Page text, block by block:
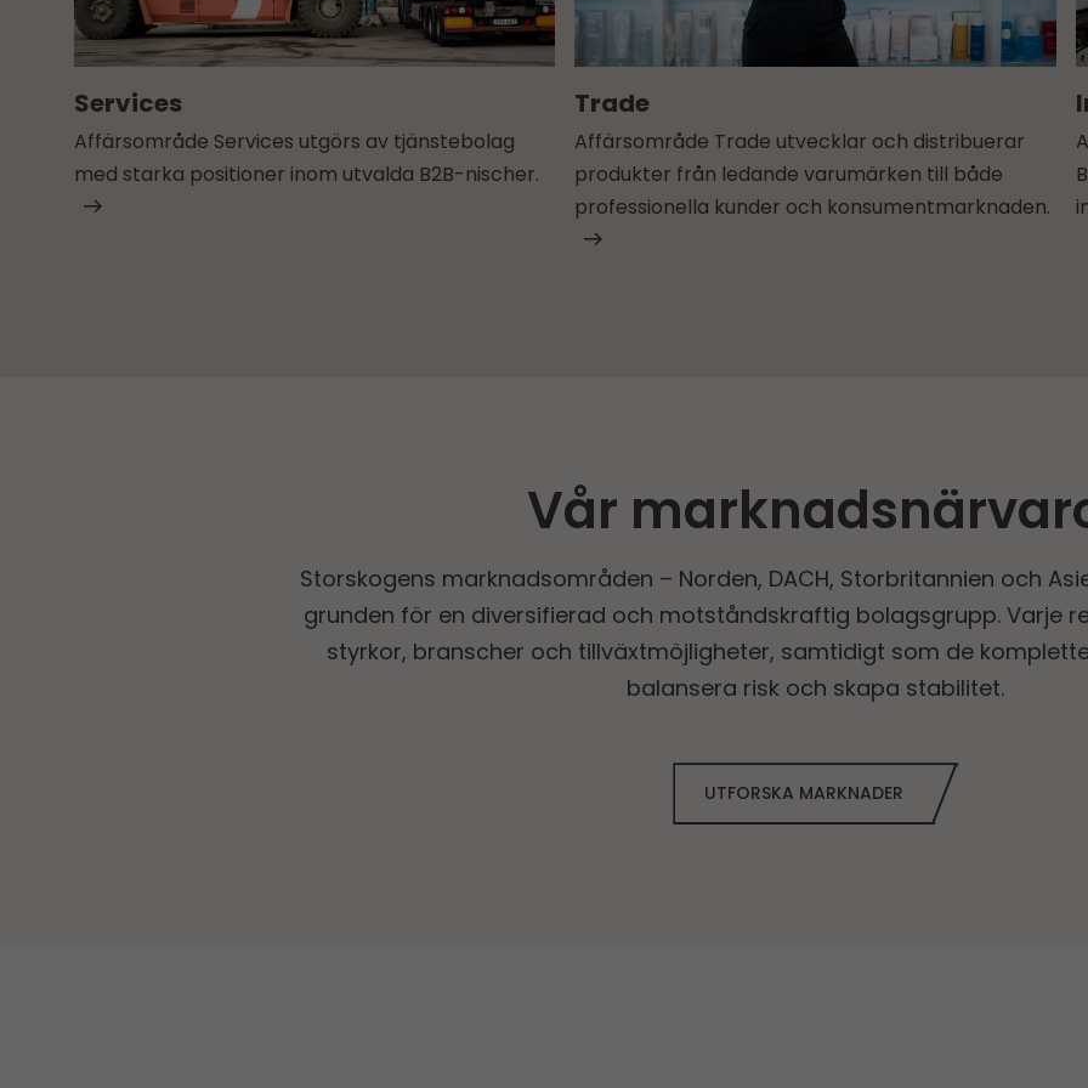
Services
Affärsområde Services utgörs av tjänstebolag
med starka positioner inom utvalda B2B-nischer.​
Trade
Affärsområde Trade utvecklar och distribuerar
produkter från ledande varumärken till både
professionella kunder och konsument­marknaden.
Vår
Storskogens marknadsområden – Norden, DACH, Storbritannien och
grunden för en diversifierad och motståndskraftig bolagsgrupp. Varje
styrkor, branscher och tillväxtmöjligheter, samtidigt som de
balansera risk och skapa stabilitet.
UTFORSKA MARKNADER